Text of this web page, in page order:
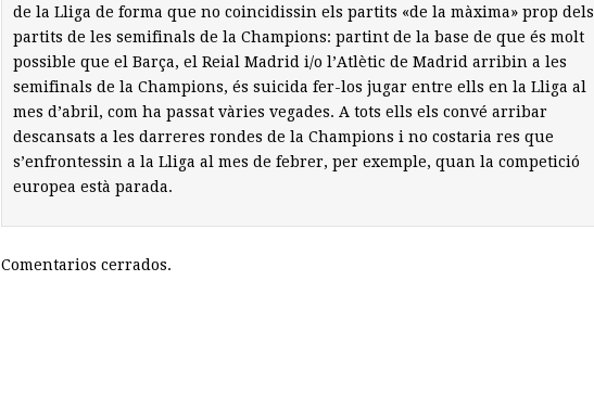
de la Lliga de forma que no coincidissin els partits «de la màxima» prop dels
partits de les semifinals de la Champions: partint de la base de que és molt
possible que el Barça, el Reial Madrid i/o l’Atlètic de Madrid arribin a les
semifinals de la Champions, és suicida fer-los jugar entre ells en la Lliga al
mes d’abril, com ha passat vàries vegades. A tots ells els convé arribar
descansats a les darreres rondes de la Champions i no costaria res que
s’enfrontessin a la Lliga al mes de febrer, per exemple, quan la competició
europea està parada.
Comentarios cerrados.